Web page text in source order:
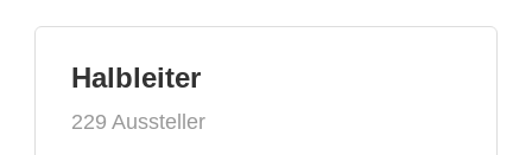
Halbleiter
229 Aussteller